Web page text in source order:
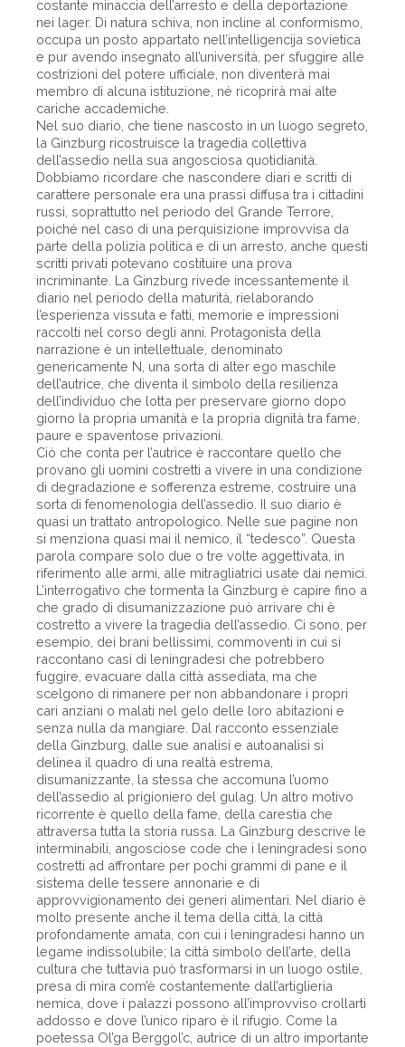
costante minaccia dell’arresto e della deportazione
nei lager. Di natura schiva, non incline al conformismo,
occupa un posto appartato nell’intelligencija sovietica
e pur avendo insegnato all’università, per sfuggire alle
costrizioni del potere ufficiale, non diventerà mai
membro di alcuna istituzione, né ricoprirà mai alte
cariche accademiche.
Nel suo diario, che tiene nascosto in un luogo segreto,
la Ginzburg ricostruisce la tragedia collettiva
dell’assedio nella sua angosciosa quotidianità.
Dobbiamo ricordare che nascondere diari e scritti di
carattere personale era una prassi diffusa tra i cittadini
russi, soprattutto nel periodo del Grande Terrore,
poiché nel caso di una perquisizione improvvisa da
parte della polizia politica e di un arresto, anche questi
scritti privati potevano costituire una prova
incriminante. La Ginzburg rivede incessantemente il
diario nel periodo della maturità, rielaborando
l’esperienza vissuta e fatti, memorie e impressioni
raccolti nel corso degli anni. Protagonista della
narrazione è un intellettuale, denominato
genericamente N, una sorta di alter ego maschile
dell’autrice, che diventa il simbolo della resilienza
dell’individuo che lotta per preservare giorno dopo
giorno la propria umanità e la propria dignità tra fame,
paure e spaventose privazioni.
Ciò che conta per l’autrice è raccontare quello che
provano gli uomini costretti a vivere in una condizione
di degradazione e sofferenza estreme, costruire una
sorta di fenomenologia dell’assedio. Il suo diario è
quasi un trattato antropologico. Nelle sue pagine non
si menziona quasi mai il nemico, il “tedesco”. Questa
parola compare solo due o tre volte aggettivata, in
riferimento alle armi, alle mitragliatrici usate dai nemici.
L’interrogativo che tormenta la Ginzburg è capire fino a
che grado di disumanizzazione può arrivare chi è
costretto a vivere la tragedia dell’assedio. Ci sono, per
esempio, dei brani bellissimi, commoventi in cui si
raccontano casi di leningradesi che potrebbero
fuggire, evacuare dalla città assediata, ma che
scelgono di rimanere per non abbandonare i propri
cari anziani o malati nel gelo delle loro abitazioni e
senza nulla da mangiare. Dal racconto essenziale
della Ginzburg, dalle sue analisi e autoanalisi si
delinea il quadro di una realtà estrema,
disumanizzante, la stessa che accomuna l’uomo
dell’assedio al prigioniero del gulag. Un altro motivo
ricorrente è quello della fame, della carestia che
attraversa tutta la storia russa. La Ginzburg descrive le
interminabili, angosciose code che i leningradesi sono
costretti ad affrontare per pochi grammi di pane e il
sistema delle tessere annonarie e di
approvvigionamento dei generi alimentari. Nel diario è
molto presente anche il tema della città, la città
profondamente amata, con cui i leningradesi hanno un
legame indissolubile; la città simbolo dell’arte, della
cultura che tuttavia può trasformarsi in un luogo ostile,
presa di mira com’è costantemente dall’artiglieria
nemica, dove i palazzi possono all’improvviso crollarti
addosso e dove l’unico riparo è il rifugio. Come la
poetessa Ol’ga Berggol’c, autrice di un altro importante